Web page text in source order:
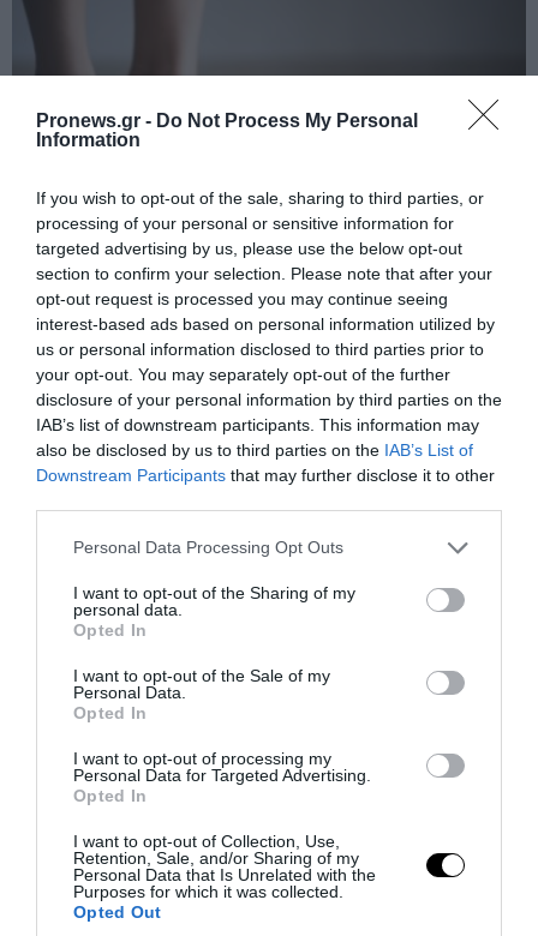
Pronews.gr - Do Not Process My Personal
Information
If you wish to opt-out of the sale, sharing to third parties, or
processing of your personal or sensitive information for
targeted advertising by us, please use the below opt-out
section to confirm your selection. Please note that after your
opt-out request is processed you may continue seeing
interest-based ads based on personal information utilized by
us or personal information disclosed to third parties prior to
your opt-out. You may separately opt-out of the further
disclosure of your personal information by third parties on the
IAB’s list of downstream participants. This information may
also be disclosed by us to third parties on the IAB’s List of
Downstream Participants that may further disclose it to other
Please note that this website/app uses one or more Google
not limited to your visit or usage behaviour. You may click to
grant or deny consent to Google and its third-party tags to
use your data for below specified purposes in below Google
consent section.
Personal Data Processing Opt Outs
I want to opt-out of the Sharing of my
personal data.
Opted In
I want to opt-out of the Sale of my
Personal Data.
Opted In
I want to opt-out of processing my
Personal Data for Targeted Advertising.
Opted In
I want to opt-out of Collection, Use,
Retention, Sale, and/or Sharing of my
Personal Data that Is Unrelated with the
Purposes for which it was collected.
Opted Out
PRONEWS.GR /ΥΓΕΙΑ
Βερβερίνη: Το φυσικό «κλειδί» για τον
μεταβολισμό και τον έλεγχο βάρους
06.08.2026 | 11:20
PRONEWS.GR /ΔΙΑΤΡΟΦΗ
Ξηρή νηστεία: Τι συμβαίνει στο σώμα
μετά από 3 ημέρες χωρίς φαγητό και
06.08.2026 | 10:55